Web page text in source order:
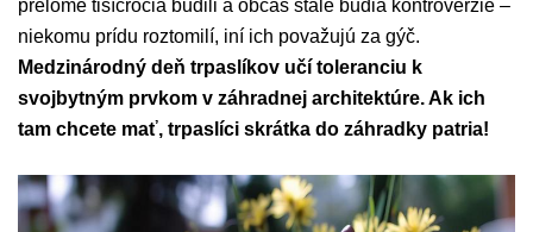
prelome tisícročia budili a občas stále budia kontroverzie –
niekomu prídu roztomilí, iní ich považujú za gýč.
Medzinárodný deň trpaslíkov učí toleranciu k
svojbytným prvkom v záhradnej architektúre. Ak ich
tam chcete mať, trpaslíci skrátka do záhradky patria!